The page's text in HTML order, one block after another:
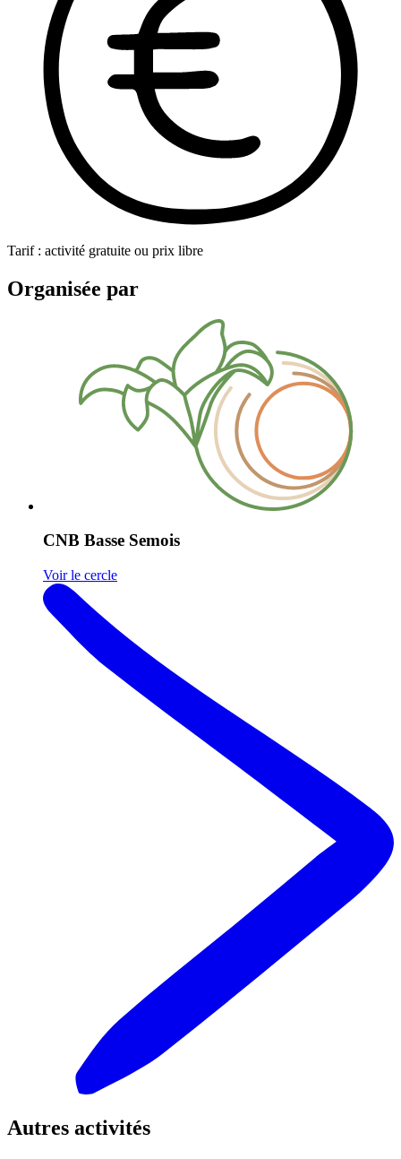
Tarif : activité gratuite ou prix libre
Organisée par
CNB Basse Semois
Voir le cercle
Autres activités